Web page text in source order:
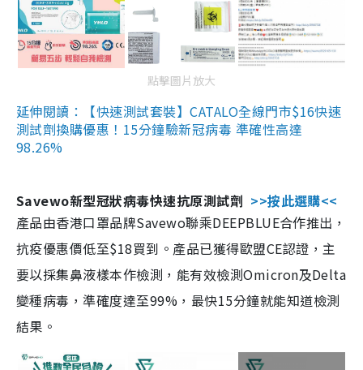
點擊圖片放大
延伸閱讀：【快速測試套裝】CATALO全線門市$16快速
測試劑換購優惠！15分鐘驗新冠病毒 準確性高達
98.26%
Savewo新型冠狀病毒快速抗原測試劑 >>按此選購<<
產品由香港口罩品牌Savewo聯乘DEEPBLUE合作推出，
抗疫優惠價低至$18買到。產品已獲得歐盟CE認證，主
要以採集鼻液樣本作檢測，能有效檢測Omicron及Delta
變種病毒，準確度達至99%，最快15分鐘就能知道檢測
結果。